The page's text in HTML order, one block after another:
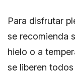
Para disfrutar
se recomienda
hielo o a
se liberen